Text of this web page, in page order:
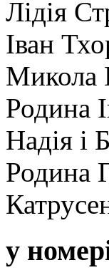
Лідія
Іван
Микола
Родина
Надія і
Родина
у